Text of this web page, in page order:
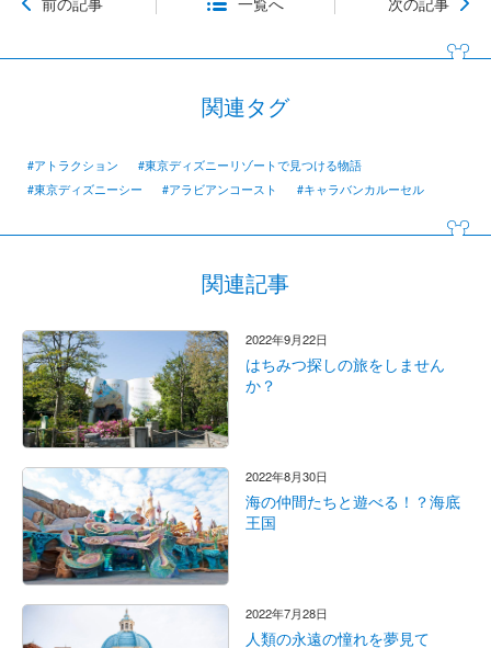
関連タグ
#アトラクション
#東京ディズニーリゾートで見つける物語
#東京ディズニーシー
#アラビアンコースト #キャラバンカルーセル
関連記事
2022年9月22日
はちみつ探しの旅をしません
か？
2022年8月30日
海の仲間たちと遊べる！？海底
王国
2022年7月28日
人類の永遠の憧れを夢見て